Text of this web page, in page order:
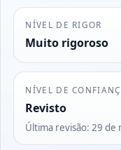
NÍVEL DE RIGOR
Muito rigoroso
NÍVEL DE
Revisto
Última revisão:29 de